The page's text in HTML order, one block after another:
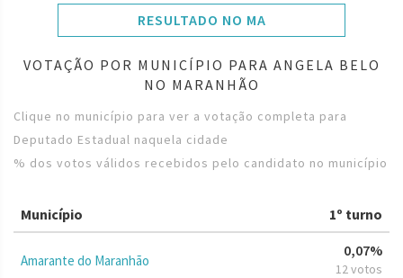
RESULTADO NO MA
VOTAÇÃO POR MUNICÍPIO PARA ANGELA BELO
NO MARANHÃO
Clique no município para ver a votação completa para
Deputado Estadual naquela cidade
% dos votos válidos recebidos pelo candidato no município
Município 1º turno
Amarante do Maranhão
0,07%
12 votos